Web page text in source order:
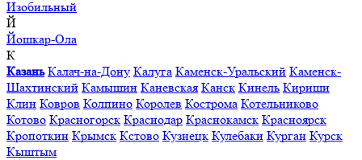
Изобильный
Й
Йошкар-Ола
К
Казань Калач-на-Дону Калуга Каменск-Уральский Каменск-
Шахтинский Камышин Каневская Канск Кинель Кириши
Клин Ковров Колпино Королев Кострома Котельниково
Котово Красногорск Краснодар Краснокамск Красноярск
Кропоткин Крымск Кстово Кузнецк Кулебаки Курган Курск
Кыштым